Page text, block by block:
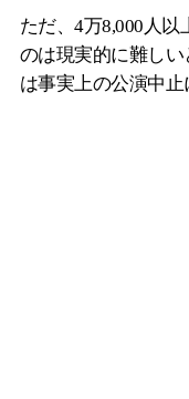
ただ、4万8,000人
のは現実的に難し
は事実上の公演中止